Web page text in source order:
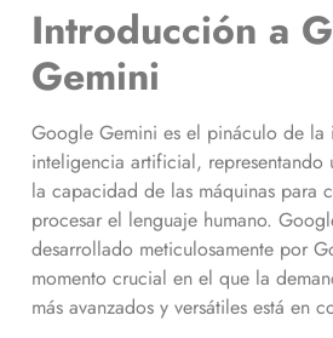
Introducción a
Gemini
Google Gemini es el pináculo de la
inteligencia artificial, representando
la capacidad de las máquinas para
procesar el lenguaje humano.
desarrollado meticulosamente por
momento crucial en el que la
más avanzados y versátiles está en